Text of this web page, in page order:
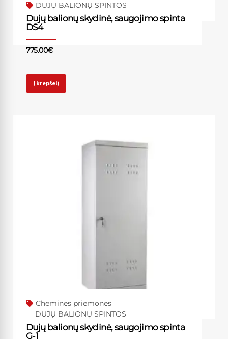
DUJŲ BALIONŲ SPINTOS
Dujų balionų skydinė, saugojimo spinta
DS4
775.00€
Į krepšelį
Cheminės priemonės
DUJŲ BALIONŲ SPINTOS
Dujų balionų skydinė, saugojimo spinta
G-1